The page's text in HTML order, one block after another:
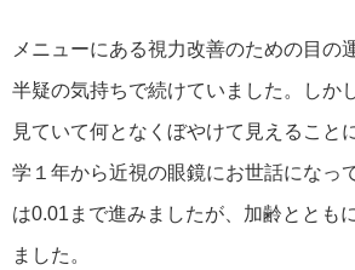
メニューにある視力改善のための目の
半疑の気持ちで続けていました。しか
見ていて何となくぼやけて見えること
学１年から近視の眼鏡にお世話になっ
は0.01まで進みましたが、加齢ととも
ました。